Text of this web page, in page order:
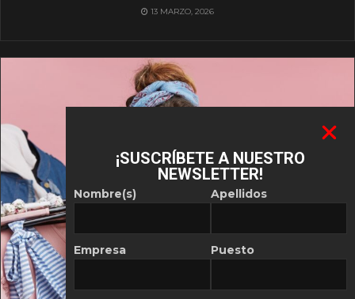
13 MARZO, 2026
¡SUSCRÍBETE A NUESTRO
NEWSLETTER!
Nombre(s)
Empresa
Apellidos
Puesto